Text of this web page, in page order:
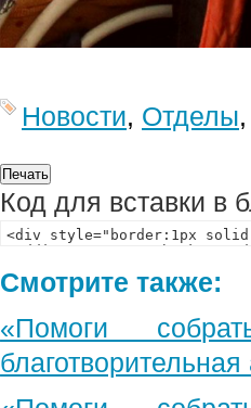
Новости, Отделы
Код для вставки в
Смотрите также:
«Помоги